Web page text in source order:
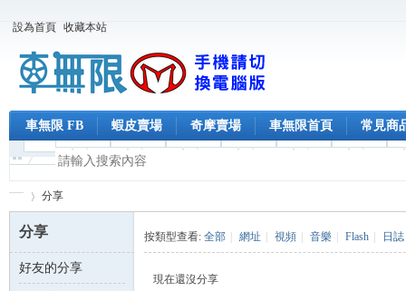
設為首頁 收藏本站
車無限 FB 蝦皮賣場 奇摩賣場 車無限首頁 常見商
車 ›
分享
分享
好友的分享
按類型查看: 全部 網址 視頻 音樂 Flash 日誌
現在還沒分享